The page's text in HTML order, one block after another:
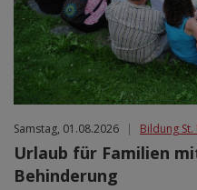
Samstag, 01.08.2026 | Bildung St.
Urlaub für Familien
Behinderung